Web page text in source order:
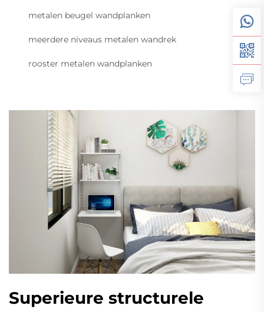
metalen beugel wandplanken
meerdere niveaus metalen wandrek
rooster metalen wandplanken
Superieure structurele